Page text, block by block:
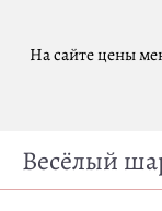
На сайте цены
Весёлый